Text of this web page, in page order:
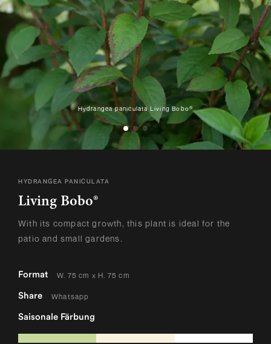
Hydrangea paniculata Living Bobo®
HYDRANGEA PANICULATA
Living Bobo®
With its compact growth, this plant is ideal for the
patio and small gardens.
Format W. 75 cm x H. 75 cm
Share Whatsapp
Saisonale Färbung